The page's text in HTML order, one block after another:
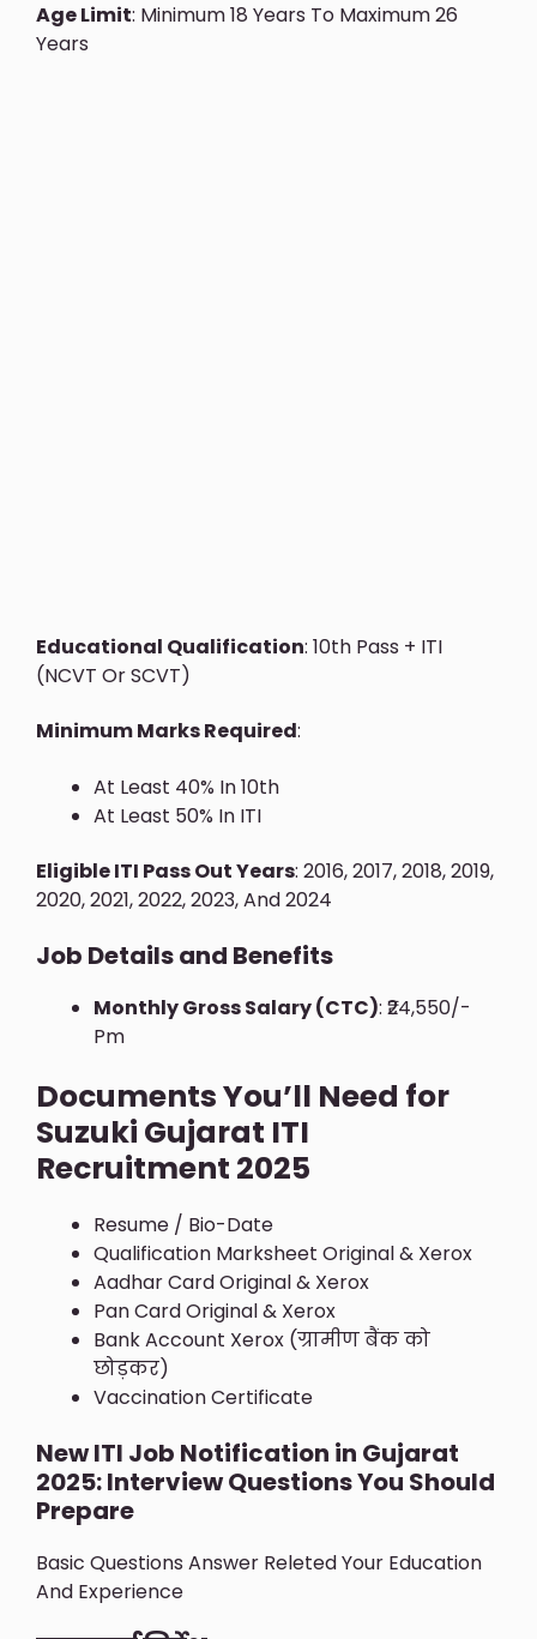
Age Limit: Minimum 18 Years To Maximum 26
Years
Educational Qualification: 10th Pass + ITI
(NCVT Or SCVT)
Minimum Marks Required:
At Least 40% In 10th
At Least 50% In ITI
Eligible ITI Pass Out Years: 2016, 2017, 2018, 2019,
2020, 2021, 2022, 2023, And 2024
Job Details and Benefits
Monthly Gross Salary (CTC): ₹24,550/-
Pm
Documents You’ll Need for
Suzuki Gujarat ITI
Recruitment 2025
Resume / Bio-Date
Qualification Marksheet Original & Xerox
Aadhar Card Original & Xerox
Pan Card Original & Xerox
Bank Account Xerox (ग्रामीण बैंक को
छोड़कर)
Vaccination Certificate
New ITI Job Notification in Gujarat
2025: Interview Questions You Should
Prepare
Basic Questions Answer Releted Your Education
And Experience